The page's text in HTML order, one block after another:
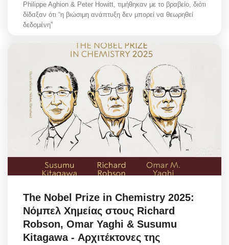
Philippe Aghion & Peter Howitt, τιμήθηκαν με το βραβείο, διότι
δίδαξαν ότι “η βιώσιμη ανάπτυξη δεν μπορεί να θεωρηθεί
δεδομένη”
The Nobel Prize in Chemistry 2025:
Νόμπελ Χημείας στους Richard
Robson, Omar Yaghi & Susumu
Kitagawa - Αρχιτέκτονες της